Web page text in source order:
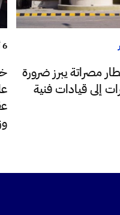
مصراتة يبرز ضرورة
إلى قيادات فنية
6 أغسطس 2026